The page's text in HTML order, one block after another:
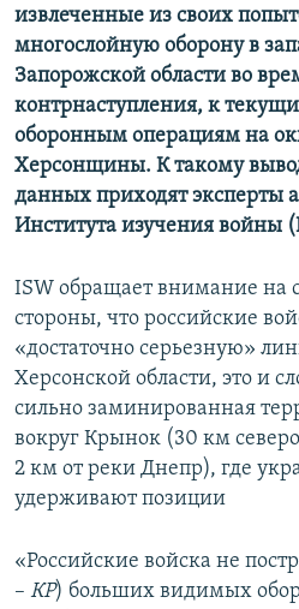
извлеченные из своих
многослойную оборону в
Запорожской области во
контрнаступления, к
оборонным операциям на
Херсонщины. К такому
данных приходят эксперты
Института изучения войны
ISW обращает внимание на
стороны, что российские
«достаточно серьезную»
Херсонской области, это и
сильно заминированная
вокруг Крынок (30 км
2 км от реки Днепр), где
удерживают позиции
«Российские войска не
– КР) больших видимых